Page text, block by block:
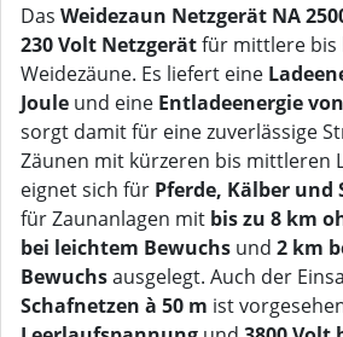
Das Weidezaun Netzgerät NA
230 Volt Netzgerätfür mittlere bis
Weidezäune. Es liefert eine
Joule und eine Entladeenergie
sorgt damit für eine zuverlässige
Zäunen mit kürzeren bis mittleren
eignet sich für Pferde, Kälber und
für Zaunanlagen mit bis zu 8 km
bei leichtem Bewuchs und 2 km
Bewuchsausgelegt. Auch der
Schafnetzen à 50 m ist